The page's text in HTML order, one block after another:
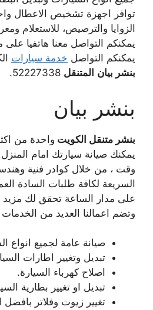
توافر اجهزة تشخيص الاعطال
الزوايا والترصيص، للاستعلام
يمكنكم التواصل خدمة سيارات
بنشر بيان المتنقل
بنشر بيان
بنشر متنقل الكويت واحدة من
يمكنك صيانة سيارتك امام
وقت ، من خلال كوادر فنية
السريعة لكافة طلبات السادة
على مدار الساعة تحقق لك مزيد
وتضم اعمالنا العديد من
صيانة عامة لجميع انواع
تبديل وتغيير اطارات
اصلاح كهرباء السيارة.
تبديل او تغيير بطارية
تغيير زيوت وفلاتر بافضل